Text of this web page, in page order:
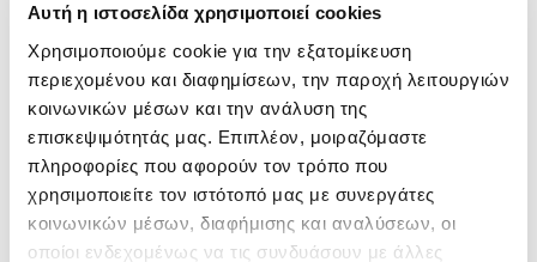
Αυτή η ιστοσελίδα χρησιμοποιεί cookies
Χρησιμοποιούμε cookie για την εξατομίκευση
περιεχομένου και διαφημίσεων, την παροχή λειτουργιών
κοινωνικών μέσων και την ανάλυση της
επισκεψιμότητάς μας. Επιπλέον, μοιραζόμαστε
πληροφορίες που αφορούν τον τρόπο που
χρησιμοποιείτε τον ιστότοπό μας με συνεργάτες
κοινωνικών μέσων, διαφήμισης και αναλύσεων, οι
οποίοι ενδεχομένως να τις συνδυάσουν με άλλες